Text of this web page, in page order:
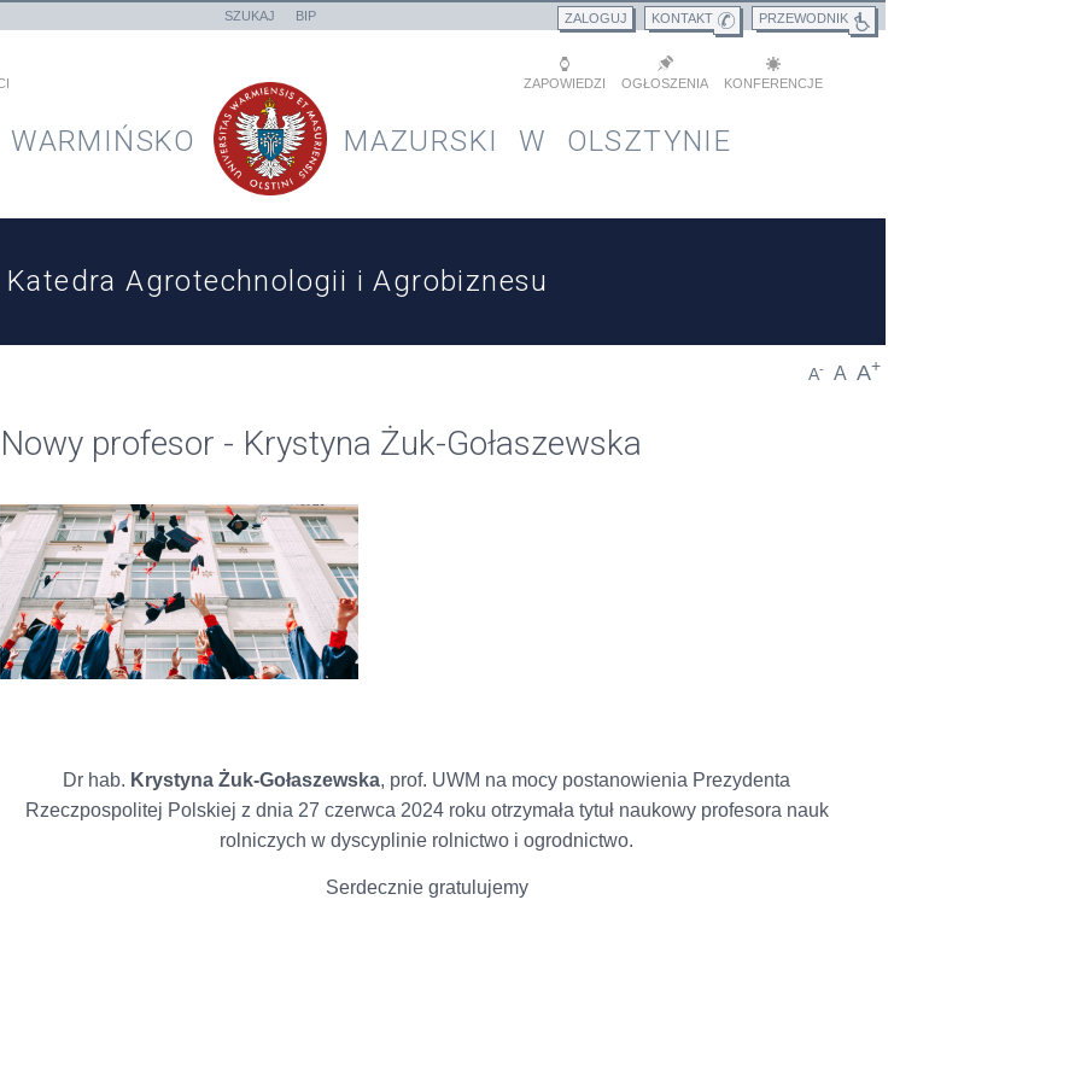
SZUKAJ BIP PRZEWODNIK
KONTAKT
ZALOGUJ
KONFERENCJE
OGŁOSZENIA
ZAPOWIEDZI
WARMIŃSKO MAZURSKI W OLSZTYNIE
Katedra Agrotechnologii i Agrobiznesu
A- A A+
Nowy profesor - Krystyna Żuk-Gołaszewska
Dr hab. Krystyna Żuk-Gołaszewska, prof. UWM na mocy postanowienia Prezydenta
Rzeczpospolitej Polskiej z dnia 27 czerwca 2024 roku otrzymała tytuł naukowy profesora nauk
rolniczych w dyscyplinie rolnictwo i ogrodnictwo.
Serdecznie gratulujemy